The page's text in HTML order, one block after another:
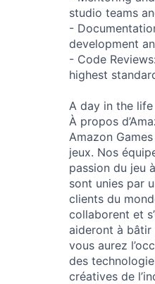
studio teams
-
development
- Code
highest
A day in the life
À propos
Amazon
jeux. Nos
passion du jeu
sont unies par
clients du
collaborent et
aideront à bâtir
vous aurez
des
créatives de